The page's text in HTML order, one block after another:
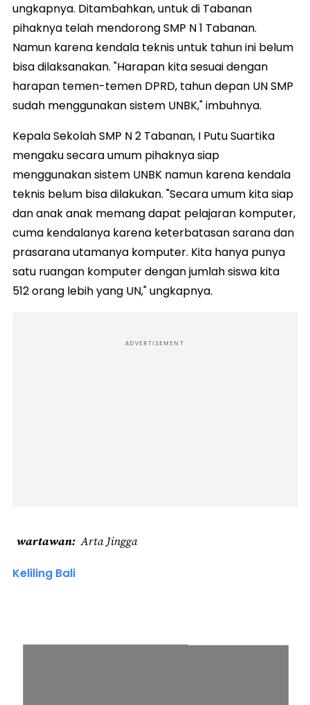
ungkapnya. Ditambahkan, untuk di Tabanan
pihaknya telah mendorong SMP N 1 Tabanan.
Namun karena kendala teknis untuk tahun ini belum
bisa dilaksanakan. "Harapan kita sesuai dengan
harapan temen-temen DPRD, tahun depan UN SMP
sudah menggunakan sistem UNBK," imbuhnya.
Kepala Sekolah SMP N 2 Tabanan, I Putu Suartika
mengaku secara umum pihaknya siap
menggunakan sistem UNBK namun karena kendala
teknis belum bisa dilakukan. "Secara umum kita siap
dan anak anak memang dapat pelajaran komputer,
cuma kendalanya karena keterbatasan sarana dan
prasarana utamanya komputer. Kita hanya punya
satu ruangan komputer dengan jumlah siswa kita
512 orang lebih yang UN," ungkapnya.
ADVERTISEMENT
wartawan Arta Jingga
Keliling Bali